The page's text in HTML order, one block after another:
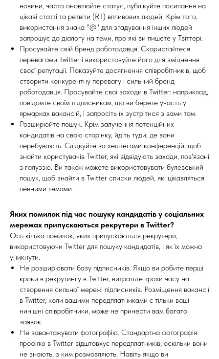
новини, часто оновлюйте статус, публікуйте посилання на
цікаві статті та ретвіти (RT) впливових людей. Крім того,
використання знака "@" для згадування інших людей
запрошує до діалогу на теми, про які ви пишете у Твіттері.
Просувайте свій бренд роботодавця. Скористайтеся
перевагами Twitter і використовуйте його для зміцнення
своєї репутації. Показуйте досягнення співробітників, щоб
створити конкурентну перевагу і сильний бренд
роботодавця. Просувайте свої заходи в Twitter: наприклад,
повідомте своїм підписникам, що ви берете участь у
ярмарках вакансій, і запросіть їх зустрітися з вами там.
Розширюйте пошук. Крім залучення потенційних
кандидатів на свою сторінку, йдіть туди, де вони
перебувають. Слідкуйте за хештегами конференцій, щоб
знайти користувачів Twitter, які відвідують заходи, пов'язані
з галуззю. Ви також можете використовувати булевський
пошук, щоб знайти в Twitter списки людей, які цікавляться
певними темами.
Яких помилок під час пошуку кандидатів у соціальних
мережах припускаються рекрутери в Twitter?
Ось кілька помилок, яких припускаються рекрутери,
використовуючи Twitter для пошуку кандидатів, і як їх можна
уникнути:
Не розширювати базу підписників. Якщо ви робите перші
кроки в рекрутингу в Twitter, витратьте трохи часу на
створення сильної мережі підписників. Розміщення вакансії
в Twitter, коли вашими передплатниками є тільки ваші
нинішні співробітники, може не принести вам багато
заявок.
Не завантажувати фотографію. Стандартна фотографія
профілю в Twitter відштовхує передплатників, оскільки вони
не знають, з ким розмовляють. Навіть якщо ви